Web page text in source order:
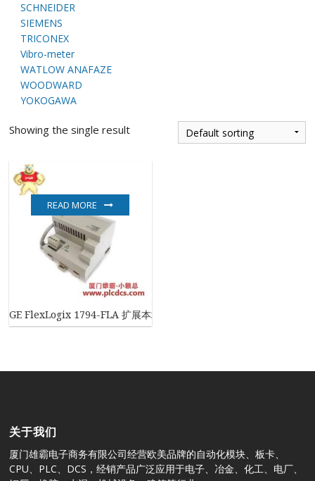
SCHNEIDER
SIEMENS
TRICONEX
Vibro-meter
WATLOW ANAFAZE
WOODWARD
YOKOGAWA
Showing the single result
GE FlexLogix 1794-FLA 扩展本地I/O适配器
READ MORE
关于我们
厦门雄霸电子商务有限公司经营欧美品牌的自动化模块、板卡、
CPU、PLC、DCS，经销产品广泛应用于电子、冶金、化工、电厂、